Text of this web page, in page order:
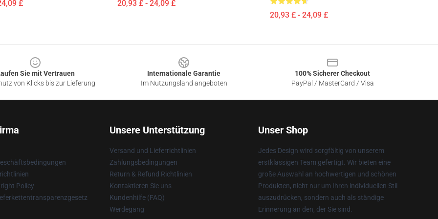
£ 20,93 £ - 24,09 £
20,93 £ - 24,09 £
Sie mit Vertrauen
von Klicks bis zur Lieferung
Internationale Garantie
Im Nutzungsland angeboten
100% Sicherer Checkout
PayPal / MasterCard / Visa
Policy
Unsere Unterstützung
Versand und Lieferrichtlinien
Zahlungsbedingungen
Return & Refund Richtlinien
Kontaktieren Sie uns
Kundenhilfe (FAQ)
Werdegang
Unser Shop
Jedes Design wird sorgfältig von unserem
erstklassigen Team gefertigt. Wir bieten eine
große Auswahl an hochwertigen und schönen
Produkten, nicht nur um Ihren individuellen Stil
auszudrücken, sondern auch als ständige
Erinnerung an den, der Sie sind.